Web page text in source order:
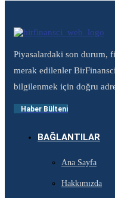
Piyasalardaki son durum,
merak edilenler
bilgilenmek için doğru
Haber Bülteni
BAĞLANTILAR
Ana Sayfa
Hakkımızda